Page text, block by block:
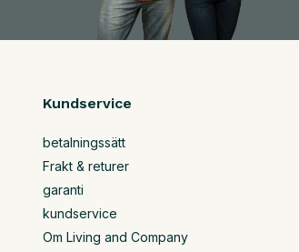
Kundservice
betalningssätt
Frakt & returer
garanti
kundservice
Om Living and Company